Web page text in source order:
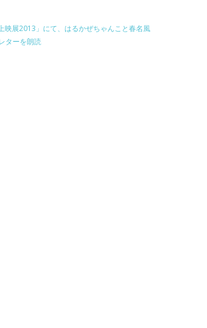
映展2013」にて、はるかぜちゃんこと春名風
ターを朗読